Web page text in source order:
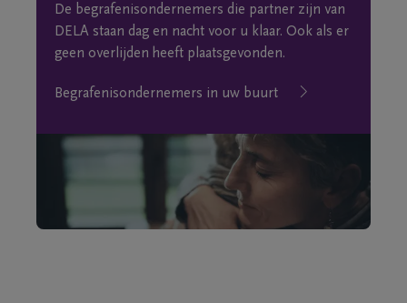
De begrafenisondernemers die partner zijn van
DELA staan dag en nacht voor u klaar. Ook als er
geen overlijden heeft plaatsgevonden.
Begrafenisondernemers in uw buurt